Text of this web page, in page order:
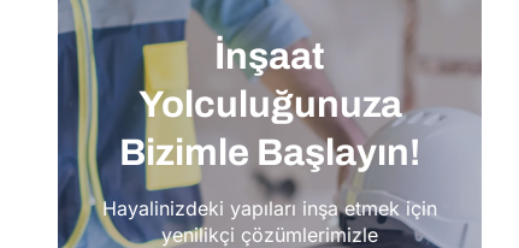
İnşaat
Yolculuğunuza
Bizimle Başlayın!
Hayalinizdeki yapıları inşa etmek için
yenilikçi çözümlerimizle